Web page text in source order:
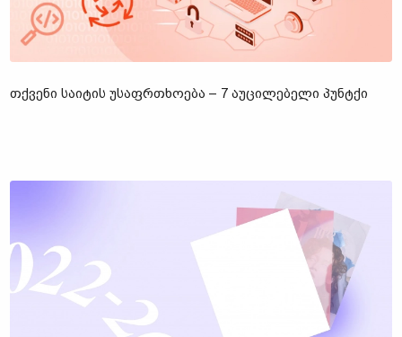
ᲗᲥᲕᲔᲜᲘ ᲡᲐᲘᲢᲘᲡ ᲣᲡᲐᲤᲠᲗᲮᲝᲔᲑᲐ – 7 ᲐᲣᲪᲘᲚᲔᲑᲔᲚᲘ ᲞᲣᲜᲢᲥᲘ